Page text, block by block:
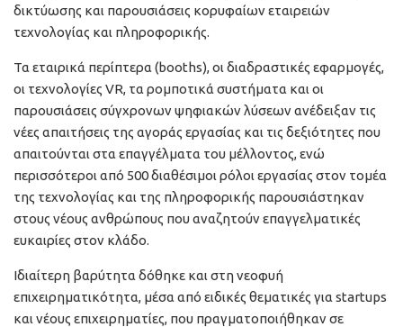
δικτύωσης και παρουσιάσεις κορυφαίων εταιρειών
τεχνολογίας και πληροφορικής.
Τα εταιρικά περίπτερα (booths), οι διαδραστικές εφαρμογές,
οι τεχνολογίες VR, τα ρομποτικά συστήματα και οι
παρουσιάσεις σύγχρονων ψηφιακών λύσεων ανέδειξαν τις
νέες απαιτήσεις της αγοράς εργασίας και τις δεξιότητες που
απαιτούνται στα επαγγέλματα του μέλλοντος, ενώ
περισσότεροι από 500 διαθέσιμοι ρόλοι εργασίας στον τομέα
της τεχνολογίας και της πληροφορικής παρουσιάστηκαν
στους νέους ανθρώπους που αναζητούν επαγγελματικές
ευκαιρίες στον κλάδο.
Ιδιαίτερη βαρύτητα δόθηκε και στη νεοφυή
επιχειρηματικότητα, μέσα από ειδικές θεματικές για startups
και νέους επιχειρηματίες, που πραγματοποιήθηκαν σε